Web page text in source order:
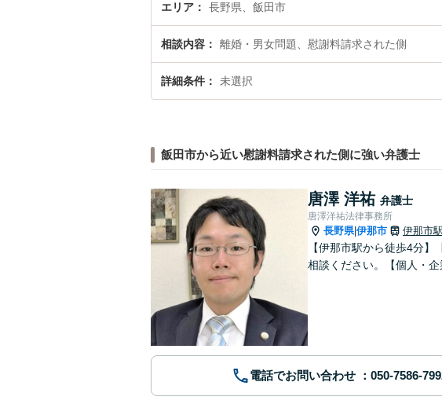
エリア 長野県、飯田市
相談内容 離婚・男女問題、慰謝料請求された側
詳細条件 未選択
飯田市から近い慰謝料請求された側に強い弁護士
唐澤 洋祐 弁護士
唐澤洋祐法律事務所
長野県|伊那市 伊那市駅
【伊那市駅から徒歩4分
相談ください。【個人・
電話でお問い合わせ